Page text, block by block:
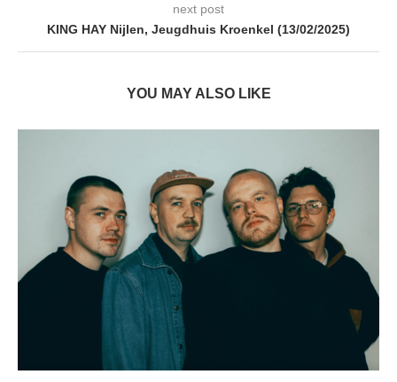
next post
KING HAY Nijlen, Jeugdhuis Kroenkel (13/02/2025)
YOU MAY ALSO LIKE